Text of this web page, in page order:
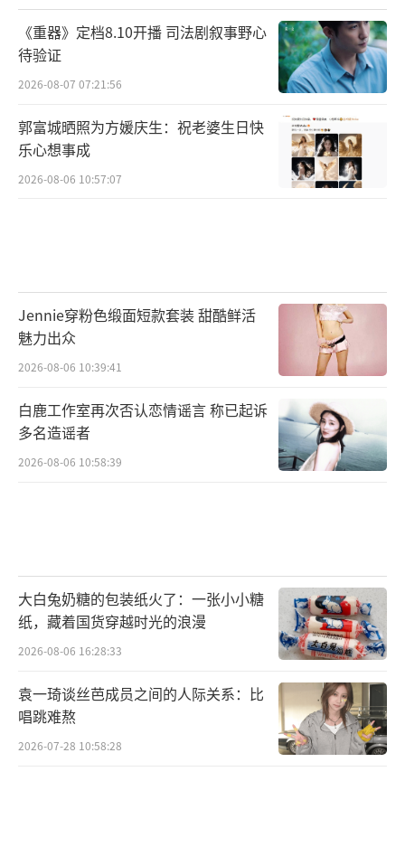
《重器》定档8.10开播 司法剧叙事野心
待验证
2026-08-07 07:21:56
郭富城晒照为方媛庆生：祝老婆生日快
乐心想事成
2026-08-06 10:57:07
Jennie穿粉色缎面短款套装 甜酷鲜活
魅力出众
2026-08-06 10:39:41
白鹿工作室再次否认恋情谣言 称已起诉
多名造谣者
2026-08-06 10:58:39
大白兔奶糖的包装纸火了：一张小小糖
纸，藏着国货穿越时光的浪漫
2026-08-06 16:28:33
袁一琦谈丝芭成员之间的人际关系：比
唱跳难熬
2026-07-28 10:58:28